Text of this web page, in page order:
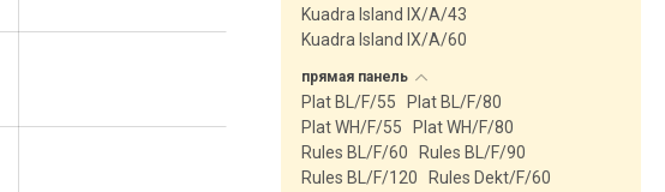
Kuadra Island IX/A/43
Kuadra Island IX/A/60
прямая панель
Plat BL/F/55
Plat BL/F/80
Plat WH/F/55
Plat WH/F/80
Rules BL/F/60
Rules BL/F/90
Rules BL/F/120
Rules Dekt/F/60